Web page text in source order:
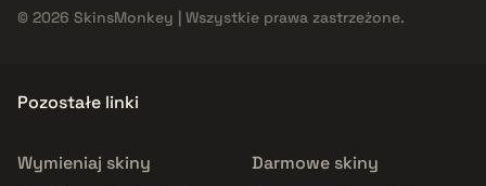
© 2026 SkinsMonkey | Wszystkie prawa zastrzeżone.
Pozostałe linki
Wymieniaj skiny
Darmowe skiny